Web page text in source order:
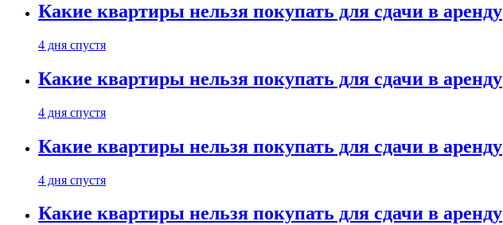
Какие квартиры нельзя покупать для сдачи в аренду
4 дня спустя
Какие квартиры нельзя покупать для сдачи в аренду
4 дня спустя
Какие квартиры нельзя покупать для сдачи в аренду
4 дня спустя
Какие квартиры нельзя покупать для сдачи в аренду